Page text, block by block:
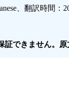
、翻訳時間：
できません。原